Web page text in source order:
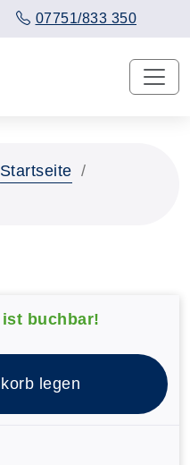
07751/833 350
Startseite
buchbar!
legen